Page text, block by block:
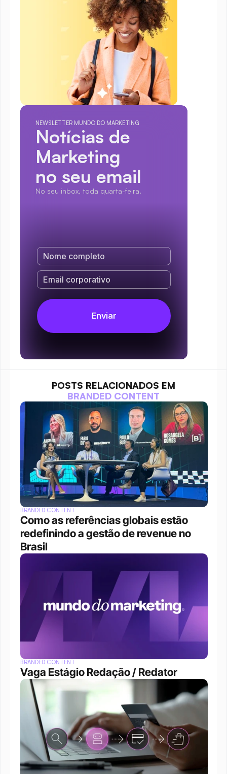
NEWSLETTER MUNDO DO MARKETING
Notícias de
Marketing
no seu email
No seu inbox, toda quarta-feira.
POSTS RELACIONADOS EM
BRANDED CONTENT
BRANDED CONTENT
Como as referências globais estão
redefinindo a gestão de revenue no
Brasil
BRANDED CONTENT
Vaga Estágio Redação / Redator